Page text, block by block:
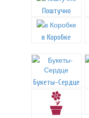
Поштучно
в Коробке
Букеты-Сердце